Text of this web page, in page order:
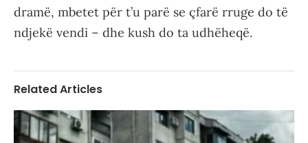
dramë, mbetet për t’u parë se çfarë rruge do të
ndjekë vendi – dhe kush do ta udhëheqë.
Related Articles